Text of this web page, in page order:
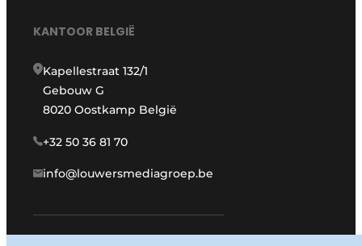
KANTOOR BELGIË
Kapellestraat 132/1
Gebouw G
8020 Oostkamp België
+32 50 36 81 70
info@louwersmediagroep.be